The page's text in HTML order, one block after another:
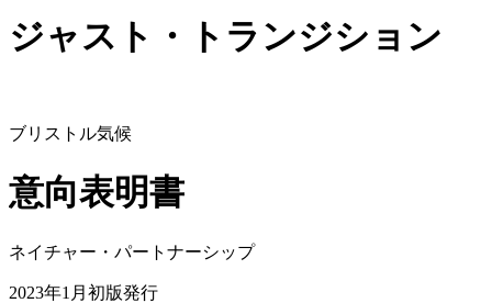
ジャスト・トランジション
ブリストル気候
意向表明書
ネイチャー・パートナーシップ
2023年1月初版発行